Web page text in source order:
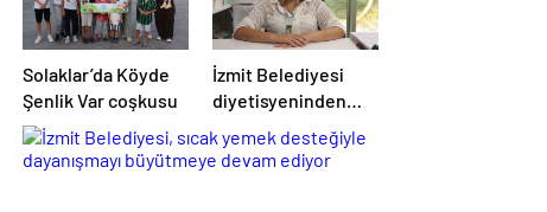
Solaklar’da Köyde
Şenlik Var coşkusu
İzmit Belediyesi
diyetisyeninden
emzirme
döneminde doğru
beslenme önerileri